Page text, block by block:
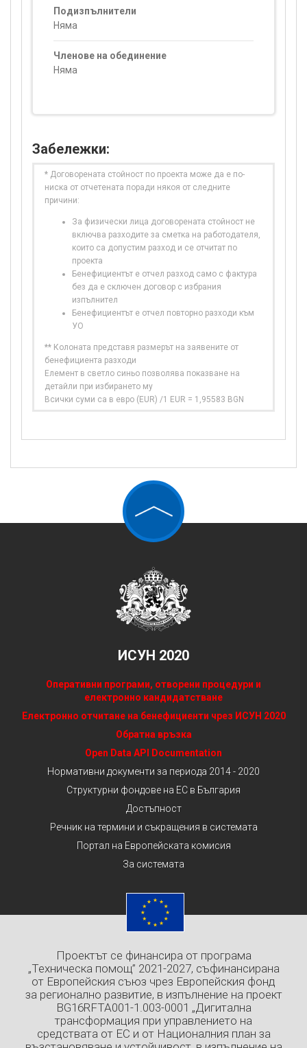
Подизпълнители
Няма
Членове на обединение
Няма
Забележки:
* Договорената стойност по проекта може да е по-
ниска от отчетената поради някоя от следните
причини:
За физически лица договорената стойност не
включва разходите за сметка на работодателя,
които са допустим разход и се отчитат по
проекта
Бенефициентът е отчел разход само с фактура
без да е сключен договор с избрания
изпълнител
Бенефициентът е отчел повторно разходи към
УО
** Колоната представя размерът на заявените от
бенефициента разходи
Елемент в светло синьо позволява показване на
детайли при избирането му
Всички суми са в евро (EUR) /1 EUR = 1,95583 BGN
ИСУН 2020
Оперативни програми, отворени процедури и
електронно кандидатстване
Електронно отчитане на бенефициенти чрез ИСУН 2020
Обратна връзка
Open Data API Documentation
Нормативни документи за периода 2014 - 2020
Структурни фондове на ЕС в България
Достъпност
Речник на термини и съкращения в системата
Портал на Европейската комисия
За системата
Проектът се финансира от програма
„Техническа помощ” 2021-2027, съфинансирана
от Европейския съюз чрез Европейския фонд
за регионално развитие, в изпълнение на проект
BG16RFTA001-1.003-0001 „Дигитална
трансформация при управлението на
средствата от ЕС и от Националния план за